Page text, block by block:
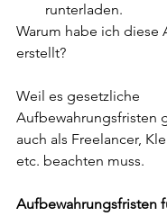
runterladen.
Warum habe ich diese
erstellt?
Weil es gesetzliche
Aufbewahrungsfristen
auch als Freelancer,
etc. beachten muss.
Aufbewahrungsfristen